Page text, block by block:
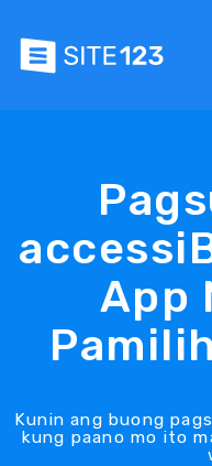
App
Kunin ang buong
kung paano mo ito